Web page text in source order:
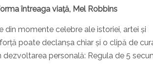
întreaga viață, Mel Robbins
momente celebre ale istoriei, artei și
poate declanșa chiar și o clipă de
personală: Regula de 5